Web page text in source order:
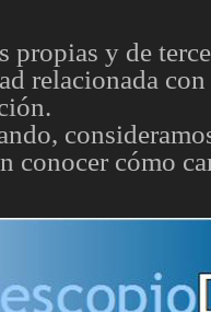
y de
relacionada
conocer cómo